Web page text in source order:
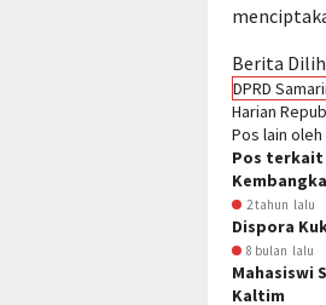
Berita
DPRD
Harian
Pos lain
Pos terkait
2 tahun lalu
Dispora
8 bulan lalu
Mahasiswi
Kaltim